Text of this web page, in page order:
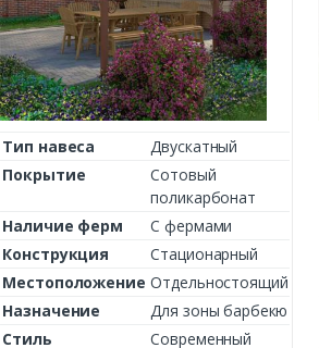
Тип навеса
Двускатный
Покрытие
Сотовый
поликарбонат
Наличие ферм
С фермами
Конструкция
Стационарный
Местоположение Отдельностоящий
Назначение
Для зоны барбекю
Стиль
Современный